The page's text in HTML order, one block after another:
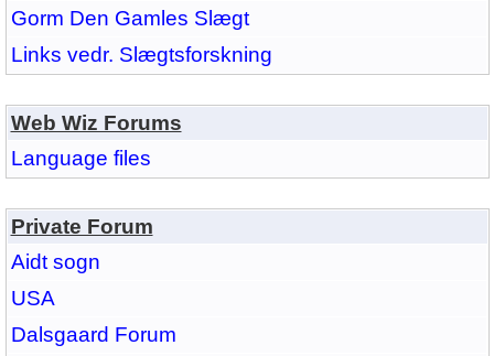
Gorm Den Gamles Slægt
Links vedr. Slægtsforskning
Web Wiz Forums
Language files
Private Forum
Aidt sogn
USA
Dalsgaard Forum